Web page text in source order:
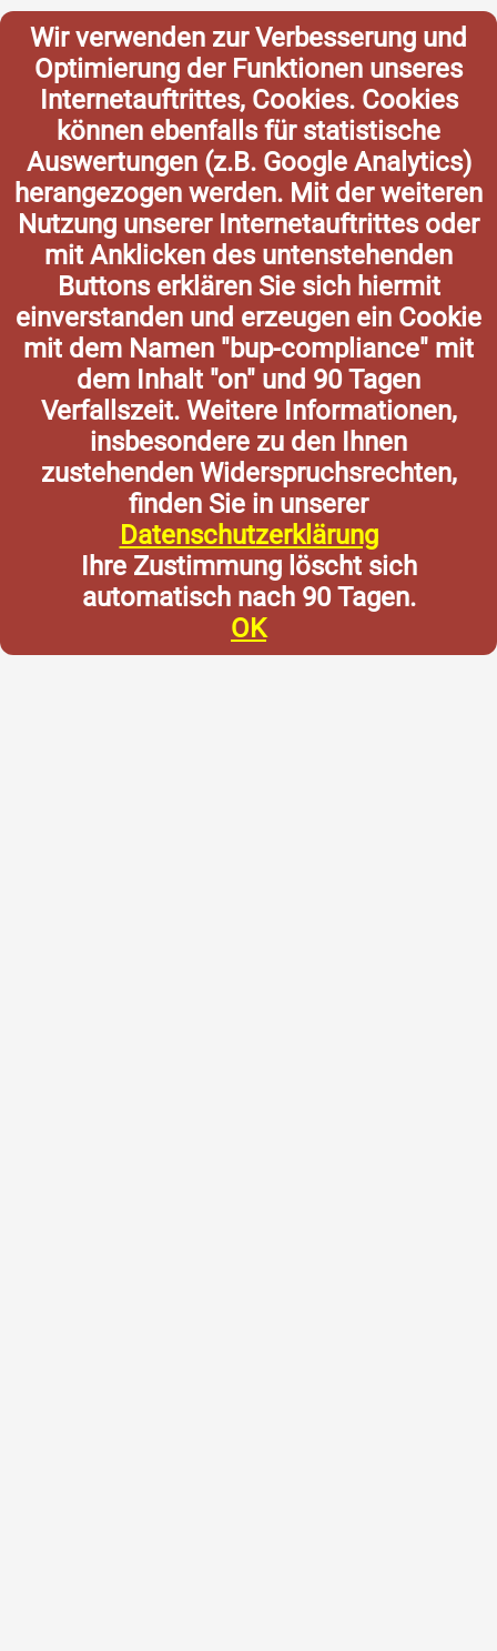
Wir verwenden zur Verbesserung und
Optimierung der Funktionen unseres
Internetauftrittes, Cookies. Cookies
können ebenfalls für statistische
Auswertungen (z.B. Google Analytics)
herangezogen werden. Mit der weiteren
Nutzung unserer Internetauftrittes oder
mit Anklicken des untenstehenden
Buttons erklären Sie sich hiermit
einverstanden und erzeugen ein Cookie
mit dem Namen "bup-compliance" mit
dem Inhalt "on" und 90 Tagen
Verfallszeit. Weitere Informationen,
insbesondere zu den Ihnen
zustehenden Widerspruchsrechten,
finden Sie in unserer
Datenschutzerklärung
Ihre Zustimmung löscht sich
automatisch nach 90 Tagen.
OK